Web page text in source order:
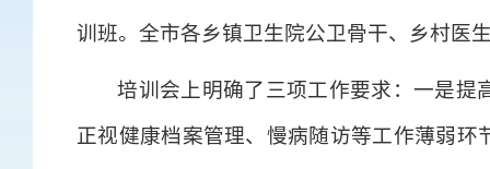
训班。全市各乡镇卫生院公卫骨干、乡村医
培训会上明确了三项工作要求 ：一是提
正视健康档案管理、慢病随访等工作薄弱